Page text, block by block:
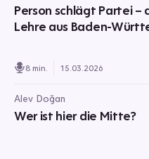
Person schlägt Partei –
Lehre aus Baden-
8 min. 15.03.2026
Alev Doğan
Wer ist hier die Mitte?